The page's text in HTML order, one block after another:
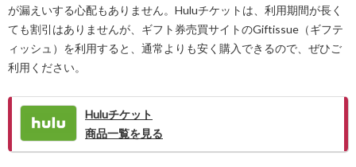
が漏えいする心配もありません。Huluチケットは、利用期間が長く
ても割引はありませんが、ギフト券売買サイトのGiftissue（ギフテ
ィッシュ）を利用すると、通常よりも安く購入できるので、ぜひご
利用ください。
Huluチケット
商品一覧を見る